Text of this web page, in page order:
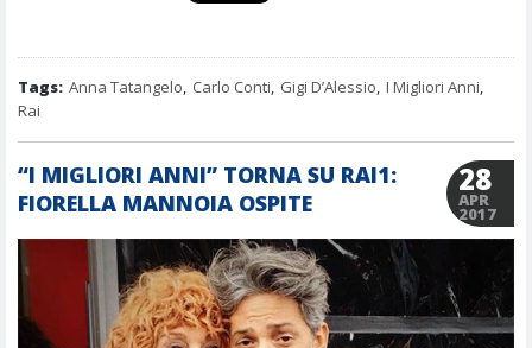
Tags: Anna Tatangelo, Carlo Conti, Gigi D’Alessio, I Migliori Anni,
Rai
“I MIGLIORI ANNI” TORNA SU RAI1:
FIORELLA MANNOIA OSPITE
28
APR
2017